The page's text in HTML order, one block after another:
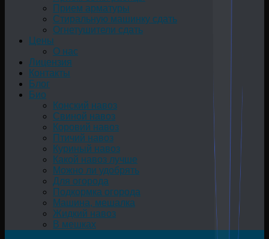
Прием арматуры
Стиральную машинку сдать
Огнетушители сдать
Цены
О нас
Лицензия
Контакты
Блог
Био
Конский навоз
Свиной навоз
Коровий навоз
Птичий навоз
Куриный навоз
Какой навоз лучше
Можно ли удобрять
Для огорода
Подкормка огорода
Машина, мешалка
Жидкий навоз
В мешках